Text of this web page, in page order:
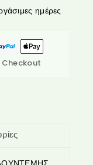
ημέρες
Checkout